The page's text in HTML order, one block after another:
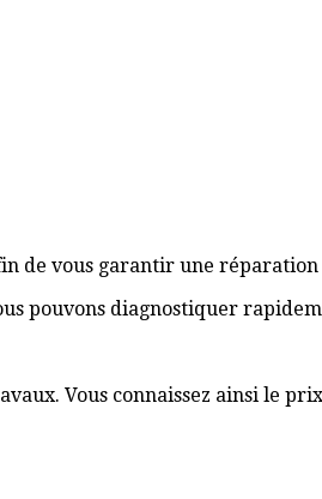
de vous garantir une
pouvons diagnostiquer
Vous connaissez ainsi le